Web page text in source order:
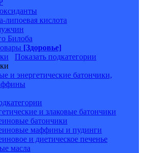
липоевая кислота
Билоба
[Здоровье]
Показать подкатегории
и энергетические батончики,
и злаковые батончики
батончики
маффины и пудинги
и диетическое печенье
масла